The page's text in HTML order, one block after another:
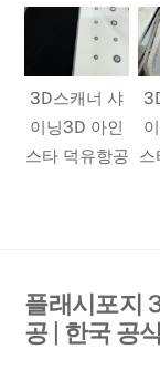
3D스캐너 샤
이닝3D 아인
스타 덕유항공
스
플래시포지
공 | 한국 공